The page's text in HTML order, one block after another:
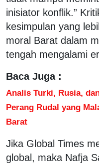
inisiator konflik.”
kesimpulan yang
moral Barat dalam
tengah mengalami
Baca Juga :
Analis Turki, Rusia,
Perang Rudal yang
Barat
Jika Global Times
global, maka Nafja